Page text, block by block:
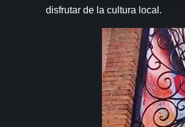
disfrutar de la cultura local.